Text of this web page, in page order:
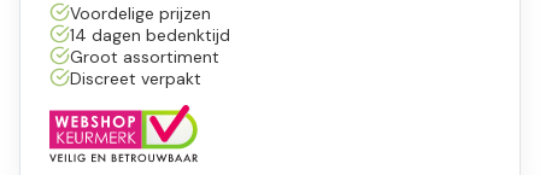
Voordelige prijzen
14 dagen bedenktijd
Groot assortiment
Discreet verpakt